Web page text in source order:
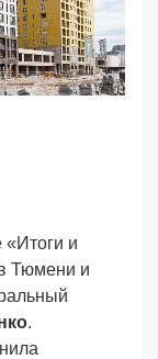
«Итоги и
Тюмени и
.